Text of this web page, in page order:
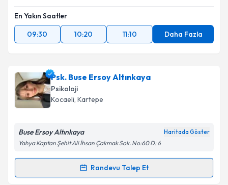
En Yakın Saatler
09:30
10:20 11:10 Daha Fazla
Psk. Buse Ersoy Altınkaya
Psikoloji
Kocaeli, Kartepe
Buse Ersoy Altınkaya Haritada Göster
Yahya Kaptan Şehit Ali İhsan Çakmak Sok. No:60 D: 6
Randevu Talep Et
Randevu Takvimi Talebi